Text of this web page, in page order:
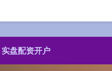
实盘配资开户